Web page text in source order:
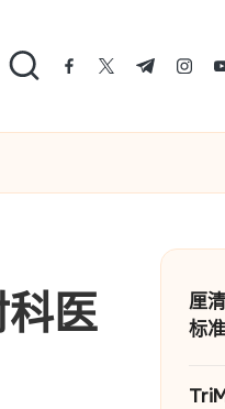
facebook.com
twitter.com
t.me
医
厘
标